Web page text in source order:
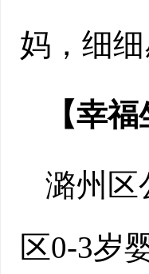
妈，细
【幸福
潞州区
区0-3岁